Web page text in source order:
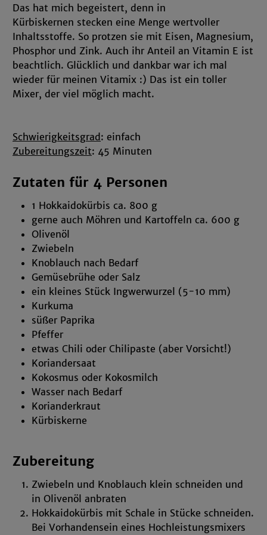
Das hat mich begeistert, denn in
Kürbiskernen stecken eine Menge wertvoller
Inhaltsstoffe. So protzen sie mit Eisen, Magnesium,
Phosphor und Zink. Auch ihr Anteil an Vitamin E ist
beachtlich. Glücklich und dankbar war ich mal
wieder für meinen Vitamix :) Das ist ein toller
Mixer, der viel möglich macht.
Schwierigkeitsgrad: einfach
Zubereitungszeit: 45 Minuten
Zutaten für 4 Personen
1 Hokkaidokürbis ca. 800 g
gerne auch Möhren und Kartoffeln ca. 600 g
Olivenöl
Zwiebeln
Knoblauch nach Bedarf
Gemüsebrühe oder Salz
ein kleines Stück Ingwerwurzel (5-10 mm)
Kurkuma
süßer Paprika
Pfeffer
etwas Chili oder Chilipaste (aber Vorsicht!)
Koriandersaat
Kokosmus oder Kokosmilch
Wasser nach Bedarf
Korianderkraut
Kürbiskerne
Zubereitung
Zwiebeln und Knoblauch klein schneiden und
in Olivenöl anbraten
Hokkaidokürbis mit Schale in Stücke schneiden.
Bei Vorhandensein eines Hochleistungsmixers
Einwilligung kannst Du jederzeit widerrufen
und in den Cookie-Einstellungen
entsprechend ändern. In unseren
Datenschutzhinweisensowie in unserem
Impressumfindest Du weitere entsprechende
Informationen.